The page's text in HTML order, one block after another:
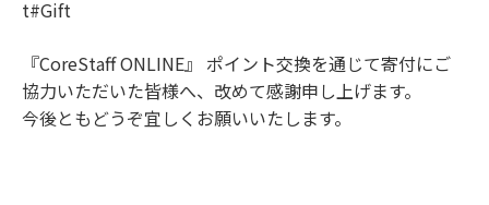
t#Gift
『CoreStaff ONLINE』 ポイント交換を通じて寄付にご
協力いただいた皆様へ、改めて感謝申し上げます。
今後ともどうぞ宜しくお願いいたします。